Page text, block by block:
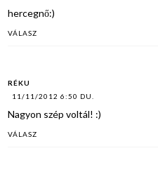
hercegnő:)
VÁLASZ
RÉKU
11/11/2012 6:50 DU.
Nagyon szép voltál! :)
VÁLASZ